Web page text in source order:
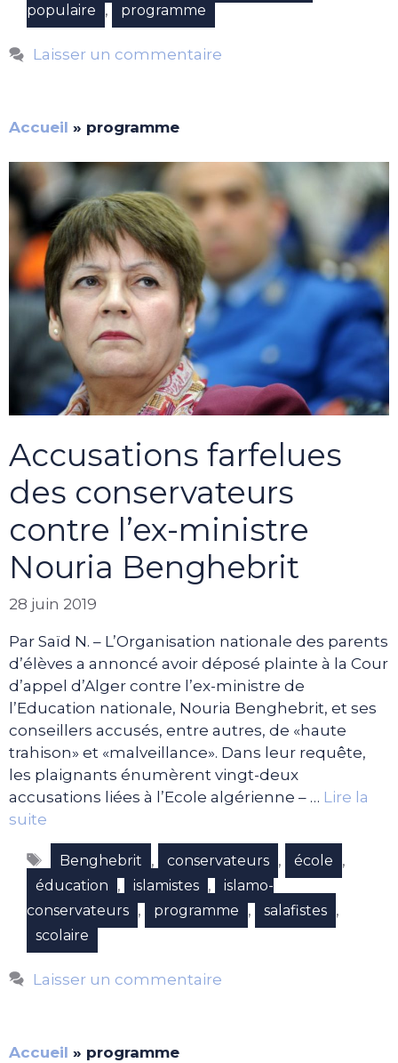
populaire , programme
Laisser un commentaire
Accueil » programme
Accusations farfelues
des conservateurs
contre l’ex-ministre
Nouria Benghebrit
28 juin 2019
Par Saïd N. – L’Organisation nationale des parents
d’élèves a annoncé avoir déposé plainte à la Cour
d’appel d’Alger contre l’ex-ministre de
l’Education nationale, Nouria Benghebrit, et ses
conseillers accusés, entre autres, de «haute
trahison» et «malveillance». Dans leur requête,
les plaignants énumèrent vingt-deux
accusations liées à l’Ecole algérienne – … Lire la
suite
Étiquettes
Benghebrit , conservateurs , école ,
éducation , islamistes ,
islamo-
conservateurs , programme , salafistes ,
scolaire
Laisser un commentaire
Accueil » programme